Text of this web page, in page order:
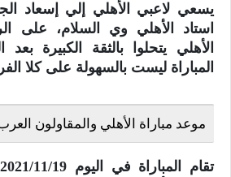
يسعي لاعبي الأهلي إلي إسعاد
استاد الأهلي وي السلام، على
الأهلي يتحلوا بالثقة الكبيرة بعد
المباراة ليست بالسهولة على كلا
موعد مباراة الأهلي والمقاولون